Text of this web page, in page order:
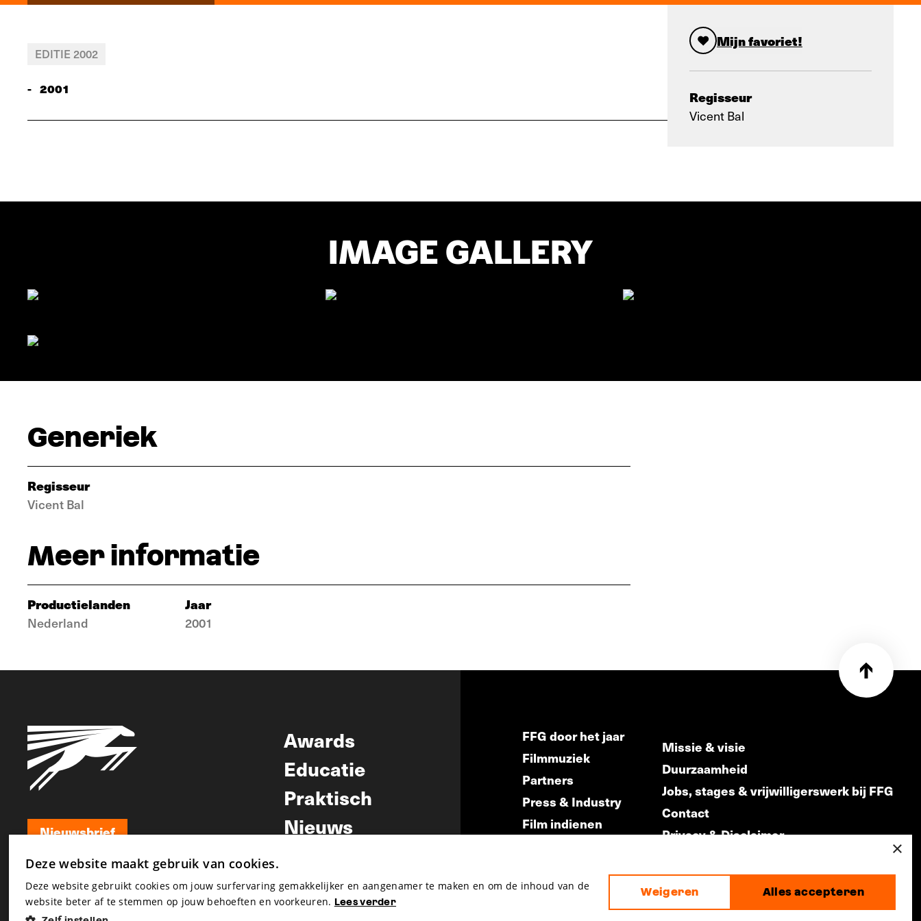
Mijn favoriet!
Regisseur
Vicent Bal
EDITIE 2002
- 2001
IMAGE GALLERY
Generiek
Regisseur
Vicent Bal
Meer informatie
Productielanden
Nederland
Jaar
2001
Nieuwsbrief
Nieuwsbrief
Awards
Educatie
Praktisch
Nieuws
FFG door het jaar
Filmmuziek
Partners
Press & Industry
Film indienen
Missie & visie
Duurzaamheid
Jobs, stages & vrijwilligerswerk bij FFG
Contact
Privacy & Disclaimer
made by
×
Deze website maakt gebruik van cookies.
Deze website gebruikt cookies om jouw surfervaring gemakkelijker en aangenamer te maken en om de inhoud van de
website beter af te stemmen op jouw behoeften en voorkeuren. Lees verder
Alles accepteren
Weigeren